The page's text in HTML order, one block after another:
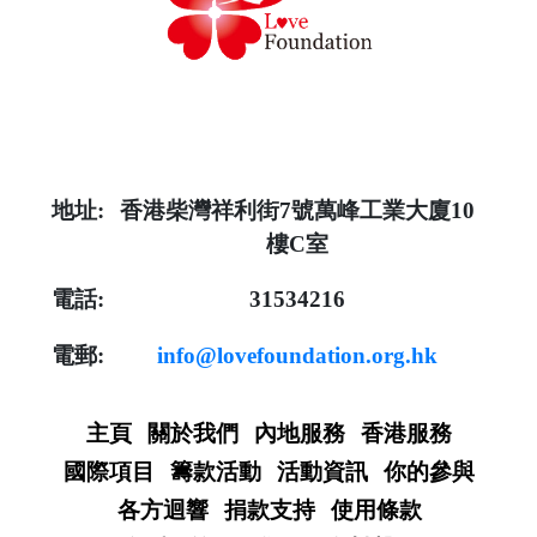
地址:
香港柴灣祥利街7號萬峰工業大廈10
樓C室
電話: 31534216
電郵: info@lovefoundation.org.hk
主頁 關於我們 內地服務
香港服務
國際項目
籌款活動 活動資訊
你的參與
各方迴響
捐款支持
使用條款